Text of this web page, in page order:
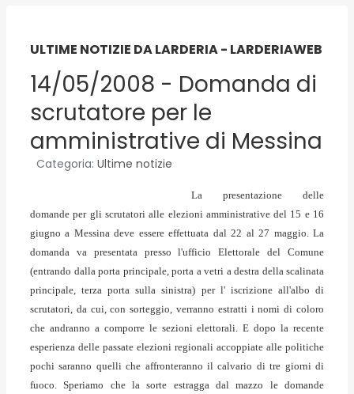
ULTIME NOTIZIE DA LARDERIA - LARDERIAWEB
14/05/2008 - Domanda di
scrutatore per le
amministrative di Messina
Categoria: Ultime notizie
La presentazione delle
domande per gli scrutatori alle elezioni amministrative del 15 e 16
giugno a Messina deve essere effettuata dal 22 al 27 maggio. La
domanda va presentata presso l'ufficio Elettorale del Comune
(entrando dalla porta principale, porta a vetri a destra della scalinata
principale, terza porta sulla sinistra) per l' iscrizione all'albo di
scrutatori, da cui, con sorteggio, verranno estratti i nomi di coloro
che andranno a comporre le sezioni elettorali. E dopo la recente
esperienza delle passate elezioni regionali accoppiate alle politiche
pochi saranno quelli che affronteranno il calvario di tre giorni di
fuoco. Speriamo che la sorte estragga dal mazzo le domande